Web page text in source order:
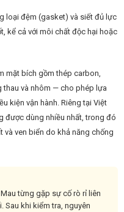
loại đệm (gasket) và siết đủ lực
kể cả với môi chất độc hại hoặc
mặt bích gồm thép carbon,
thau và nhôm — cho phép lựa
kiện vận hành. Riêng tại Việt
được dùng nhiều nhất, trong đó
ven biển do khả năng chống
từng gặp sự cố rò rỉ liên
Sau khi kiểm tra, nguyên